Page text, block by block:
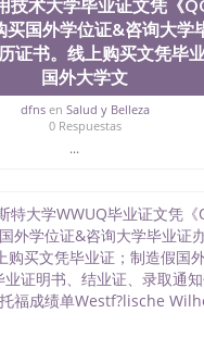
技术大学毕业证文凭《
国外学位证&咨询大学
证书。线上购买文凭毕
国外大学文
dfnsen Salud y Belleza
0 Respuestas
...